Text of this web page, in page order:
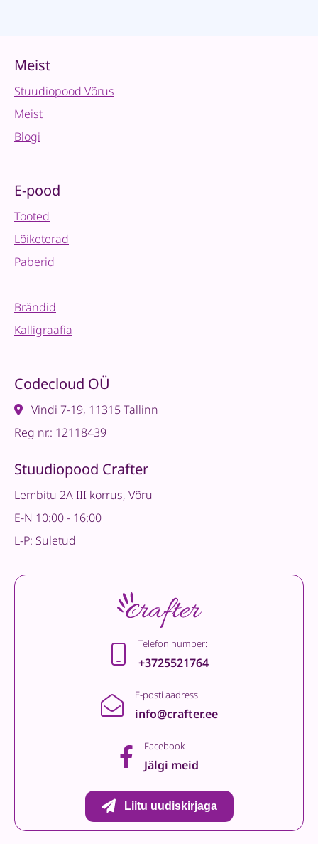
Meist
Stuudiopood Võrus
Meist
Blogi
E-pood
Tooted
Lõiketerad
Paberid
Brändid
Kalligraafia
Codecloud OÜ
Vindi 7-19, 11315 Tallinn
Reg nr.: 12118439
Stuudiopood Crafter
Lembitu 2A III korrus, Võru
E-N 10:00 - 16:00
L-P: Suletud
Telefoninumber:
+3725521764
E-posti aadress
info@crafter.ee
Facebook
Jälgi meid
Liitu uudiskirjaga